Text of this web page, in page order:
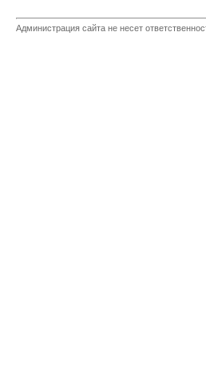
Администрация сайта не несет